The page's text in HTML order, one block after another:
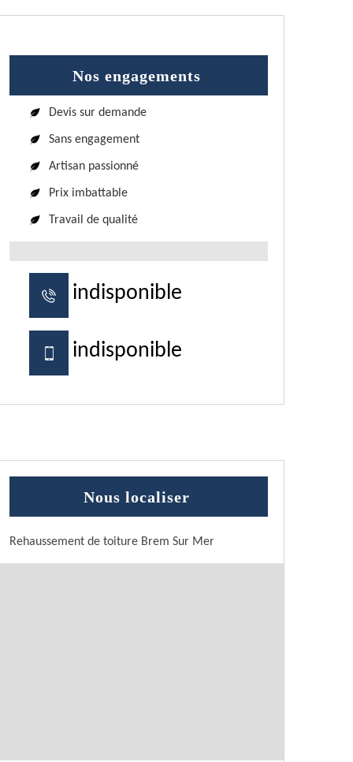
Nos engagements
Devis sur demande
Sans engagement
Artisan passionné
Prix imbattable
Travail de qualité
indisponible
indisponible
Nous localiser
Rehaussement de toiture Brem Sur Mer